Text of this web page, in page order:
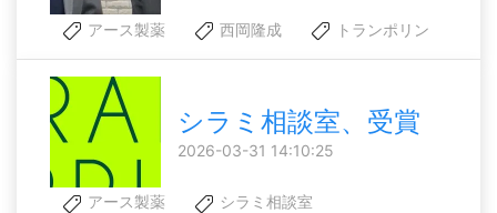
アース製薬 西岡隆成 トランポリン
シラミ相談室、受賞
2026-03-31 14:10:25
アース製薬
シラミ相談室